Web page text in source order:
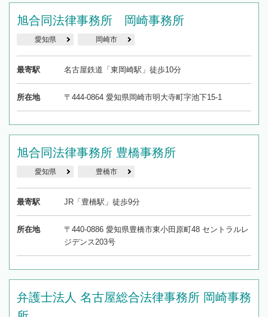
旭合同法律事務所 岡崎事務所
愛知県 岡崎市
最寄駅 名古屋鉄道「東岡崎駅」徒歩10分
所在地 〒444-0864 愛知県岡崎市明大寺町字池下15-1
旭合同法律事務所 豊橋事務所
愛知県 豊橋市
最寄駅 JR「豊橋駅」徒歩9分
所在地
〒440-0886 愛知県豊橋市東小田原町48 セントラルレ
ジデンス203号
弁護士法人 名古屋総合法律事務所 岡崎事務